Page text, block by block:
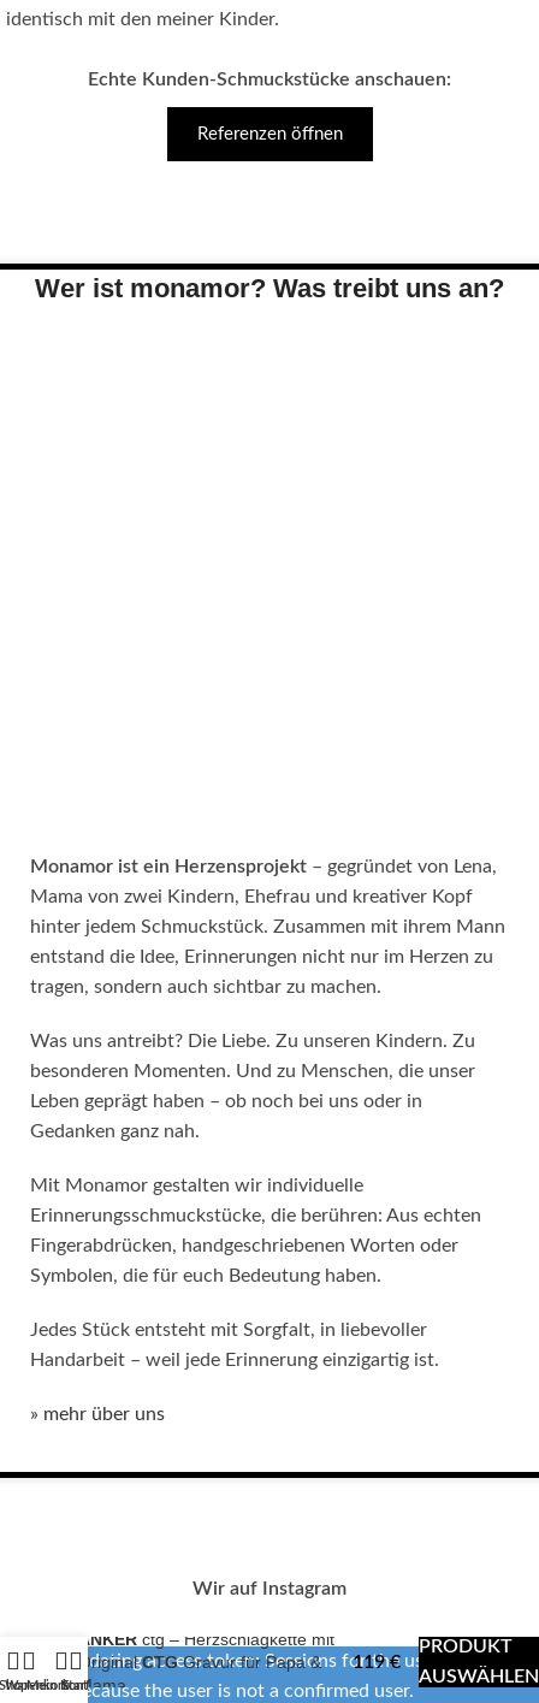
identisch mit den meiner Kinder.
Echte Kunden-Schmuckstücke anschauen:
Referenzen öffnen
Wer ist monamor? Was treibt uns an?
Monamor ist ein Herzensprojekt – gegründet von Lena,
Mama von zwei Kindern, Ehefrau und kreativer Kopf
hinter jedem Schmuckstück. Zusammen mit ihrem Mann
entstand die Idee, Erinnerungen nicht nur im Herzen zu
tragen, sondern auch sichtbar zu machen.
Was uns antreibt? Die Liebe. Zu unseren Kindern. Zu
besonderen Momenten. Und zu Menschen, die unser
Leben geprägt haben – ob noch bei uns oder in
Gedanken ganz nah.
Mit Monamor gestalten wir individuelle
Erinnerungsschmuckstücke, die berühren: Aus echten
Fingerabdrücken, handgeschriebenen Worten oder
Symbolen, die für euch Bedeutung haben.
Jedes Stück entsteht mit Sorgfalt, in liebevoller
Handarbeit – weil jede Erinnerung einzigartig ist.
» mehr über uns
Wir auf Instagram
Error validating access token: Sessions for the user are not
allowed because the user is not a confirmed user.
ANKER ctg – Herzschlagkette mit
OriginalCTGGravur für Papa &
Mama
119€
PRODUKT
AUSWÄHLEN
Shop
Warenkorb
Mein Konto
Start